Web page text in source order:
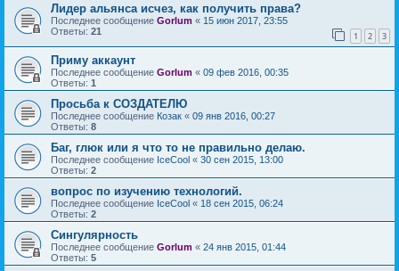
Лидер альянса исчез, как получить права?
Последнее сообщение Gorlum « 15 июн 2017, 23:55
Ответы: 21 1 2 3
Приму аккаунт
Последнее сообщение Gorlum « 09 фев 2016, 00:35
Ответы: 1
Просьба к СОЗДАТЕЛЮ
Последнее сообщение Козак « 09 янв 2016, 00:27
Ответы: 8
Баг, глюк или я что то не правильно делаю.
Последнее сообщение IceCool « 30 сен 2015, 13:00
Ответы: 2
вопрос по изучению технологий.
Последнее сообщение IceCool « 18 сен 2015, 06:24
Ответы: 2
Сингулярность
Последнее сообщение Gorlum « 24 янв 2015, 01:44
Ответы: 5